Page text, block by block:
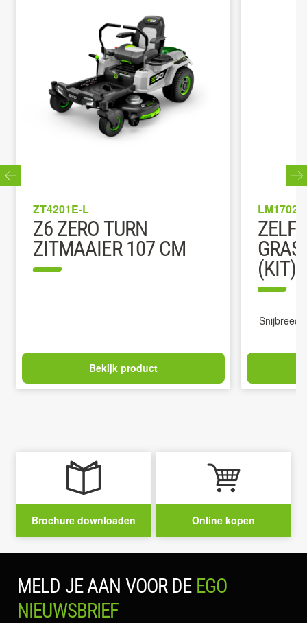
ZT4201E-L
Z6 ZERO TURN
ZITMAAIER 107 CM
Bekijk product
(KIT)
Brochure downloaden Online kopen
MELD JE AAN VOOR DE EGO
NIEUWSBRIEF